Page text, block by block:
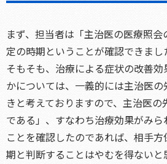
まず、担当者は「主治医の医療照
定の時期ということが確認できまし
そもそも、治療による症状の改善
かについては、一義的には主治医
きと考えておりますので、主治医
である」、すなわち治療効果がみ
ことを確認したのであれば、相手
期と判断することはやむを得ないと